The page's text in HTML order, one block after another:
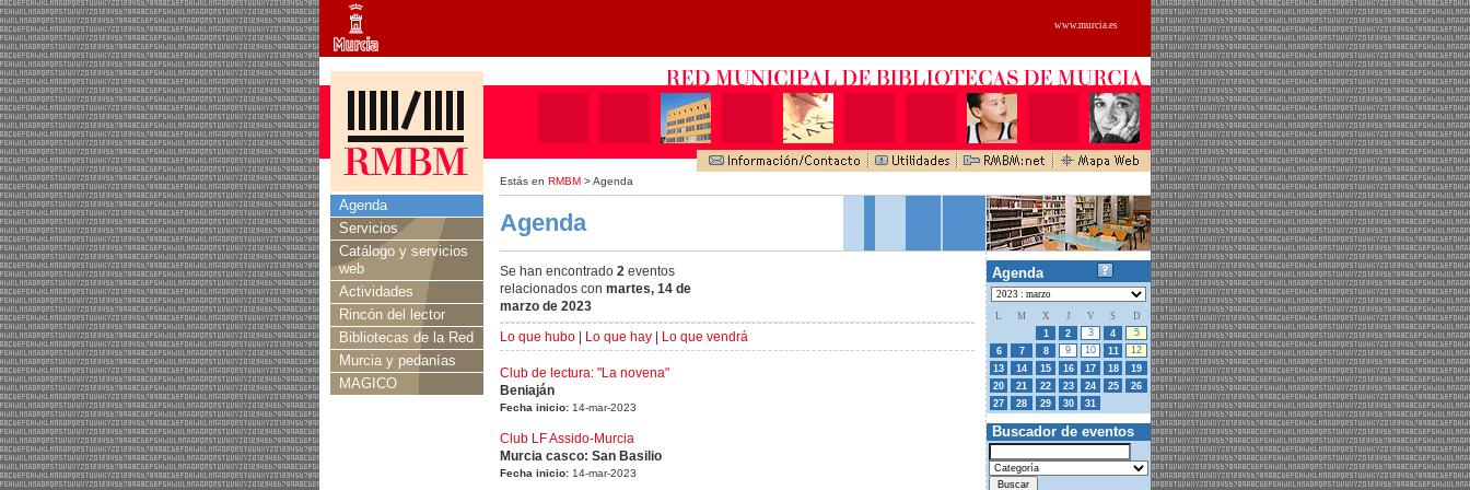
www.murcia.es
Estás en RMBM > Agenda
Agenda
Servicios
Catálogo y servicios
web
Actividades
Rincón del lector
Bibliotecas de la Red
Murcia y pedanías
MAGICO
Agenda
Se han encontrado 2 eventos
relacionados con martes, 14 de
marzo de 2023
Lo que hubo
Lo que hay Lo que vendrá
Club de lectura: "La novena"
Beniaján
Fecha inicio: 14-mar-2023
Club LF Assido-Murcia
Murcia casco: San Basilio
Fecha inicio: 14-mar-2023
Agenda
L M X J V S
D
1 2 3 4
5
6
7 8 9 10 11
12
13
14 15 16 17 18
19
20
21 22 23 24 25
26
27
28 29 30 31
Buscador de eventos